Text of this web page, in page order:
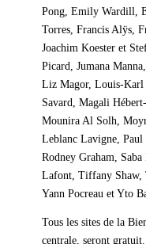
Pong, Emily Wardill,
Torres, Francis Alÿs,
Joachim Koester et
Picard, Jumana
Liz Magor, Louis-Karl
Savard, Magali
Mounira Al Solh,
Leblanc Lavigne,
Rodney Graham,
Lafont, Tiffany Shaw,
Yann Pocreau et Yto
Tous les sites de la
centrale, seront